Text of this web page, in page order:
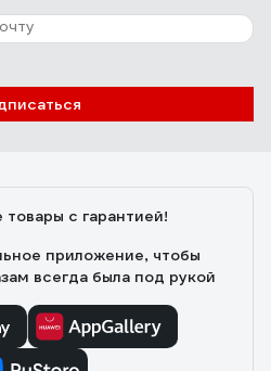
с гарантией!
приложение, чтобы
всегда была под рукой